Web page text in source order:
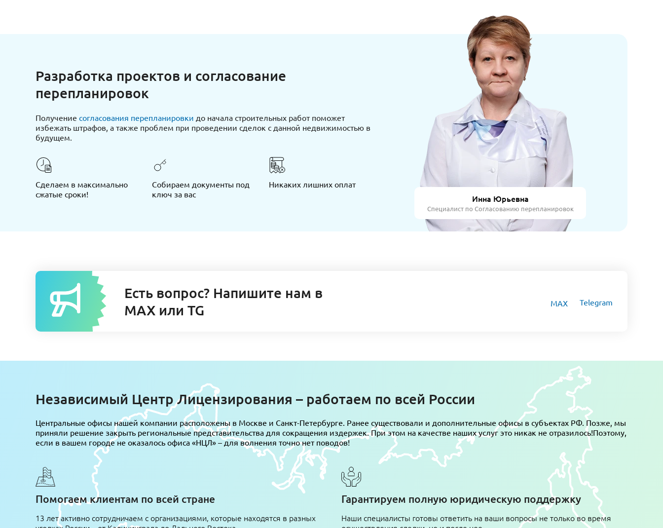
Разработка проектов и согласование
перепланировок
Получение согласования перепланировки до начала строительных работ поможет
избежать штрафов, а также проблем при проведении сделок с данной недвижимостью в
будущем.
Сделаем в максимально
сжатые сроки!
Собираем документы под
ключ за вас
Никаких лишних оплат
Инна Юрьевна
Специалист по Согласованию перепланировок
Есть вопрос? Напишите нам в
MAX или TG
MAX Telegram
Независимый Центр Лицензирования – работаем по всей России
Центральные офисы нашей компании расположены в Москве и Санкт-Петербурге. Ранее существовали и дополнительные офисы в субъектах РФ. Позже, мы
приняли решение закрыть региональные представительства для сокращения издержек. При этом на качестве наших услуг это никак не отразилось!Поэтому,
если в вашем городе не оказалось офиса «НЦЛ» – для волнения точно нет поводов!
Помогаем клиентам по всей стране
13 лет активно сотрудничаем с организациями, которые находятся в разных
Гарантируем полную юридическую поддержку
Наши специалисты готовы ответить на ваши вопросы не только во время